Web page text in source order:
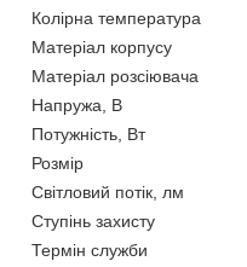
Колірна температура
Матеріал корпусу
Матеріал розсіювача
Напружа, В
Потужність, Вт
Розмір
Світловий потік, лм
Ступінь захисту
Термін служби